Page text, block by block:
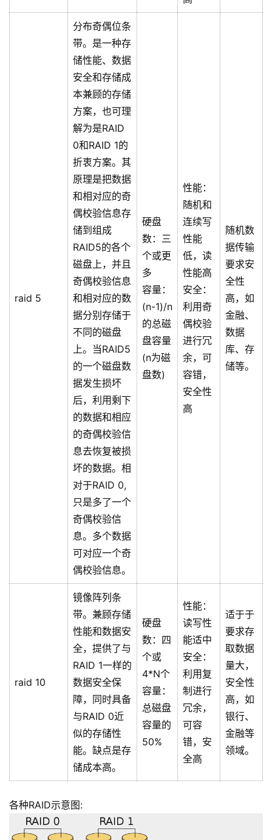
raid 5
分布奇偶位条
带。是一种存
储性能、数据
安全和存储成
本兼顾的存储
方案，也可理
解为是RAID
0和RAID 1的
折衷方案。其
原理是把数据
和相对应的奇
偶校验信息存
储到组成
RAID5的各个
磁盘上，并且
奇偶校验信息
和相对应的数
据分别存储于
不同的磁盘
上。当RAID5
的一个磁盘数
据发生损坏
后，利用剩下
的数据和相应
的奇偶校验信
息去恢复被损
坏的数据。相
对于RAID 0,
只是多了一个
奇偶校验信
息。多个数据
可对应一个奇
偶校验信息。
硬盘
数：三
个或更
多
容量：
(n-1)/n
的总磁
盘容量
(n为磁
盘数)
性能：
随机和
连续写
性能
低，读
性能高
安全：
利用奇
偶校验
进行冗
余，可
容错，
安全性
高
随机数
据传输
要求安
全性
高，如
金融、
数据
库、存
储等。
raid 10
镜像阵列条
带。兼顾存储
性能和数据安
全，提供了与
RAID 1一样的
数据安全保
障，同时具备
与RAID 0近
似的存储性
能。缺点是存
储成本高。
硬盘
数：四
个或
4*N个
容量：
总磁盘
容量的
50%
性能：
读写性
能适中
安全：
利用复
制进行
冗余，
可容
错，安
全高
适于于
要求存
取数据
量大，
安全性
高，如
银行、
金融等
领域。
各种RAID示意图: